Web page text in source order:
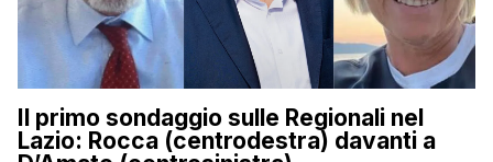
Il primo sondaggio sulle Regionali nel
Lazio: Rocca (centrodestra) davanti a